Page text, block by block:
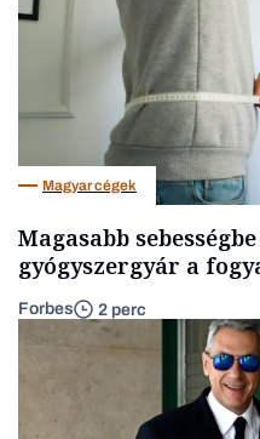
Magyar cégek
Magasabb
gyógyszergyár a
Forbes 2 perc